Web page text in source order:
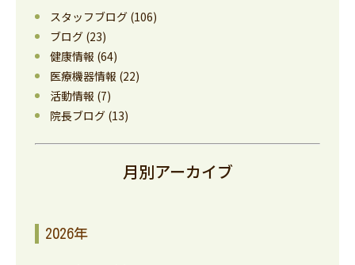
スタッフブログ(106)
ブログ(23)
健康情報 (64)
医療機器情報 (22)
活動情報 (7)
院長ブログ(13)
月別アーカイブ
2026年